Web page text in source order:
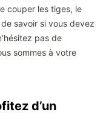
couper les tiges, le
savoir si vous devez
pas de
sommes à votre
d’un